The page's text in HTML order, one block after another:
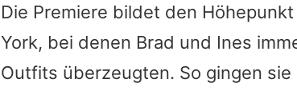
Die Premiere bildet den
York, bei denen Brad und Ines
Outfits überzeugten. So gingen